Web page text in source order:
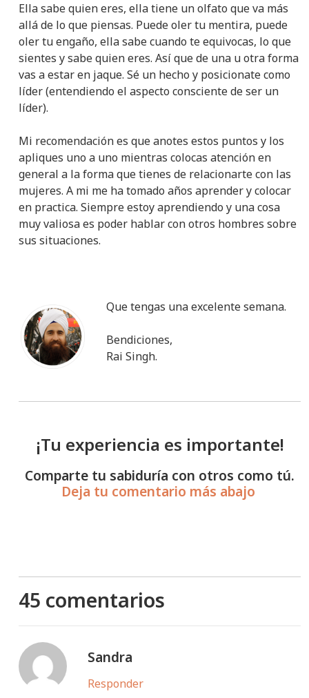
Ella sabe quien eres, ella tiene un olfato que va más
allá de lo que piensas. Puede oler tu mentira, puede
oler tu engaño, ella sabe cuando te equivocas, lo que
sientes y sabe quien eres. Así que de una u otra forma
vas a estar en jaque. Sé un hecho y posicionate como
líder (entendiendo el aspecto consciente de ser un
líder).
Mi recomendación es que anotes estos puntos y los
apliques uno a uno mientras colocas atención en
general a la forma que tienes de relacionarte con las
mujeres. A mi me ha tomado años aprender y colocar
en practica. Siempre estoy aprendiendo y una cosa
muy valiosa es poder hablar con otros hombres sobre
sus situaciones.
Que tengas una excelente semana.
Bendiciones,
Rai Singh.
¡Tu experiencia es importante!
Comparte tu sabiduría con otros como tú.
Deja tu comentario más abajo
45 comentarios
Sandra
Responder